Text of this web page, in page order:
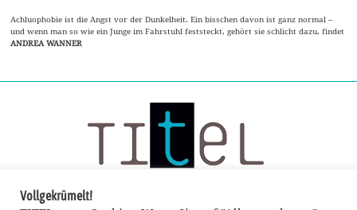
Achluophobie ist die Angst vor der Dunkelheit. Ein bisschen davon ist ganz normal –
und wenn man so wie ein Junge im Fahrstuhl feststeckt, gehört sie schlicht dazu, findet
ANDREA WANNER
Vollgekrümelt!